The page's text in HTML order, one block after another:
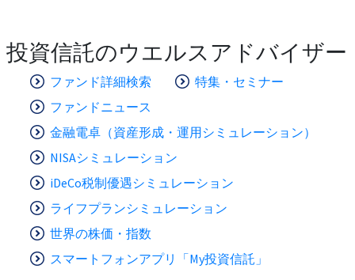
投資信託のウエルスアドバイザー
ファンド詳細検索
特集・セミナー
ファンドニュース
金融電卓（資産形成・運用シミュレーション）
NISAシミュレーション
iDeCo税制優遇シミュレーション
ライフプランシミュレーション
世界の株価・指数
スマートフォンアプリ「My投資信託」